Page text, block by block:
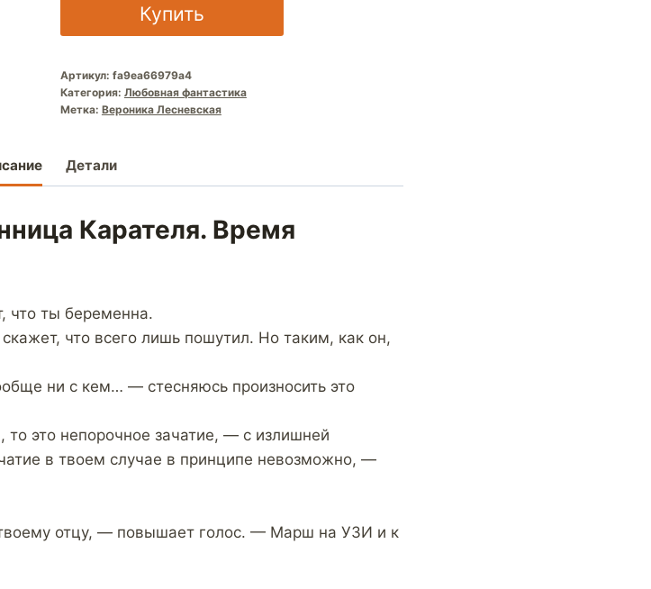
Купить
Артикул: fa9ea66979a4
Категория: Любовная фантастика
Метка: Вероника Лесневская
Детали
Карателя. Время
что ты беременна.
что всего лишь пошутил. Но таким, как он,
ни с кем… — стесняюсь произносить это
это непорочное зачатие, — с излишней
в твоем случае в принципе невозможно, —
отцу, — повышает голос. — Марш на УЗИ и к